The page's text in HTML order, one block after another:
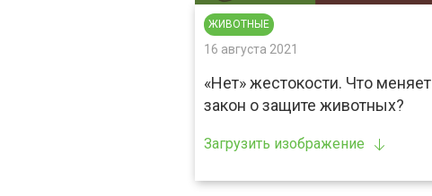
ЖИВОТНЫЕ
16 августа 2021
«Нет» жестокости. Что меняет
закон о защите животных?
Загрузить изображение